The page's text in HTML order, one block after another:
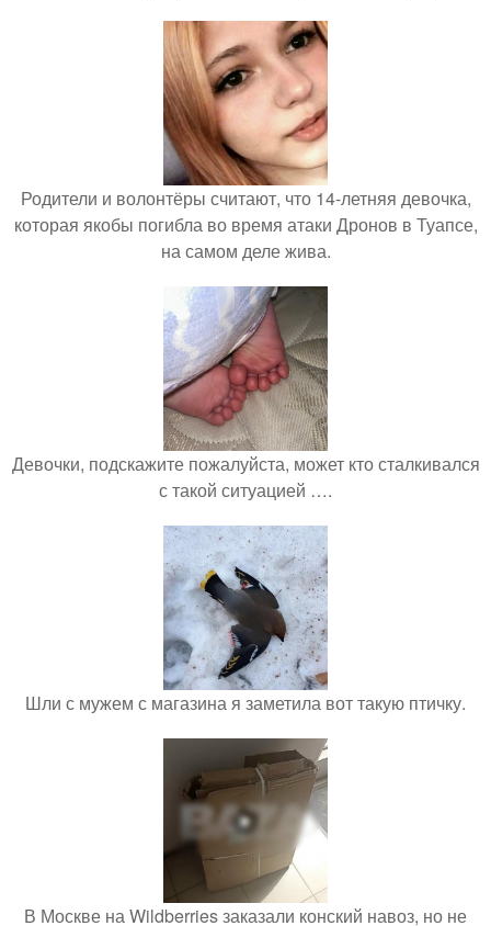
Родители и волонтёры считают, что 14-летняя девочка,
которая якобы погибла во время атаки Дронов в Туапсе,
на самом деле жива.
Девочки, подскажите пожалуйста, может кто сталкивался
с такой ситуацией ….
Шли с мужем с магазина я заметила вот такую птичку.
В Москве на Wildberries заказали конский навоз, но не